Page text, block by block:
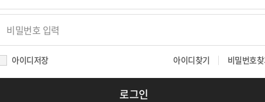
아이디저장 아이디찾기 비밀번호